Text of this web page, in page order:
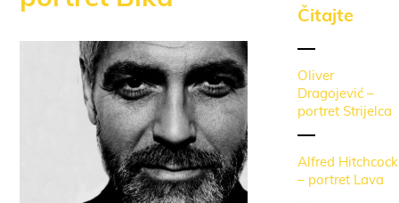
Čitajte
Oliver
Dragojević –
portret Strijelca
Alfred Hitchcock
– portret Lava